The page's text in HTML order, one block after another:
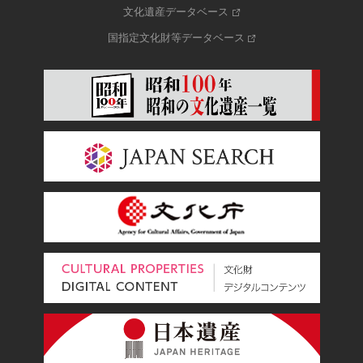
文化遺産データベース
国指定文化財等データベース